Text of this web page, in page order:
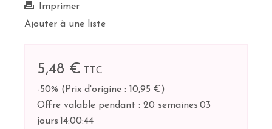
Imprimer
Ajouter à une liste
5,48 €
TTC
-50% ( Prix d'origine : 10,95 €)
Offre valable pendant : 20 semaines 03
jours 14:00:44